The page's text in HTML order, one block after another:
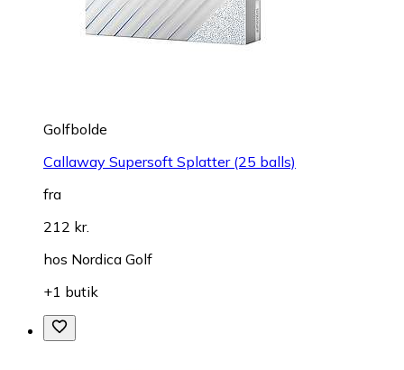
Golfbolde
Callaway Supersoft Splatter (25 balls)
fra
212 kr.
hos Nordica Golf
+1 butik